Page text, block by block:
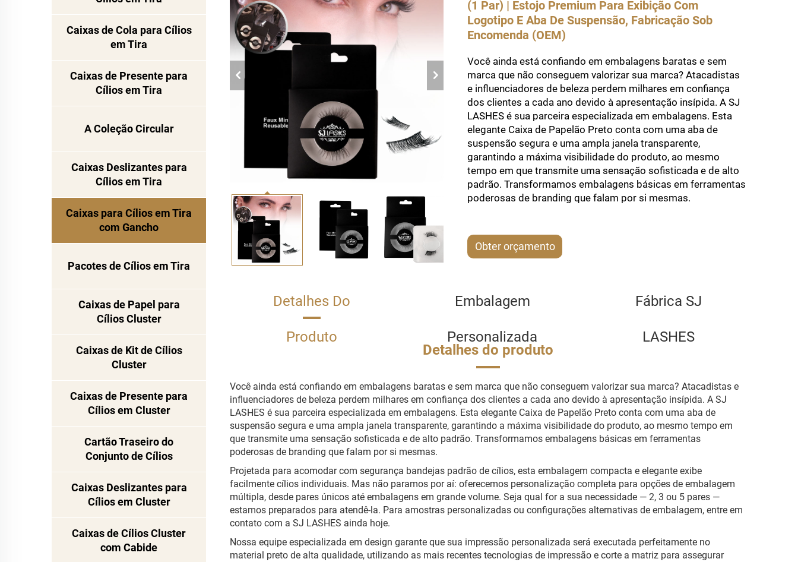
Caixas de Cola para Cílios
em Tira
Caixas de Presente para
Cílios em Tira
A Coleção Circular
Caixas Deslizantes para
Cílios em Tira
Caixas para Cílios em Tira
com Gancho
Pacotes de Cílios em Tira
Caixas de Papel para
Cílios Cluster
Caixas de Kit de Cílios
Cluster
Caixas de Presente para
Cílios em Cluster
Cartão Traseiro do
Conjunto de Cílios
Caixas Deslizantes para
Cílios em Cluster
Caixas de Cílios Cluster
com Cabide
(1 Par) | Estojo Premium Para Exibição Com
Logotipo E Aba De Suspensão, Fabricação Sob
Encomenda (OEM)
Você ainda está confiando em embalagens baratas e sem
marca que não conseguem valorizar sua marca? Atacadistas
e influenciadores de beleza perdem milhares em confiança
dos clientes a cada ano devido à apresentação insípida. A SJ
LASHES é sua parceira especializada em embalagens. Esta
elegante Caixa de Papelão Preto conta com uma aba de
suspensão segura e uma ampla janela transparente,
garantindo a máxima visibilidade do produto, ao mesmo
tempo em que transmite uma sensação sofisticada e de alto
padrão. Transformamos embalagens básicas em ferramentas
poderosas de branding que falam por si mesmas.
Obter orçamento
Detalhes Do
Produto
Embalagem
Personalizada
Fábrica SJ
LASHES
Detalhes do produto
Você ainda está confiando em embalagens baratas e sem marca que não conseguem valorizar sua marca? Atacadistas e
influenciadores de beleza perdem milhares em confiança dos clientes a cada ano devido à apresentação insípida. A SJ
LASHES é sua parceira especializada em embalagens. Esta elegante Caixa de Papelão Preto conta com uma aba de
suspensão segura e uma ampla janela transparente, garantindo a máxima visibilidade do produto, ao mesmo tempo em
que transmite uma sensação sofisticada e de alto padrão. Transformamos embalagens básicas em ferramentas
poderosas de branding que falam por si mesmas.
Projetada para acomodar com segurança bandejas padrão de cílios, esta embalagem compacta e elegante exibe
facilmente cílios individuais. Mas não paramos por aí: oferecemos personalização completa para opções de embalagem
múltipla, desde pares únicos até embalagens em grande volume. Seja qual for a sua necessidade — 2, 3 ou 5 pares —
estamos preparados para atendê-la. Para amostras personalizadas ou configurações alternativas de embalagem, entre em
contato com a SJ LASHES ainda hoje.
Nossa equipe especializada em design garante que sua impressão personalizada será executada perfeitamente no
material preto de alta qualidade, utilizando as mais recentes tecnologias de impressão e corte a matriz para assegurar